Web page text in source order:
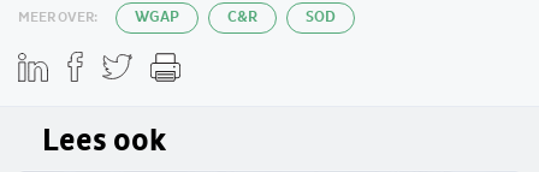
MEER OVER: WGAP C&R SOD
Lees ook